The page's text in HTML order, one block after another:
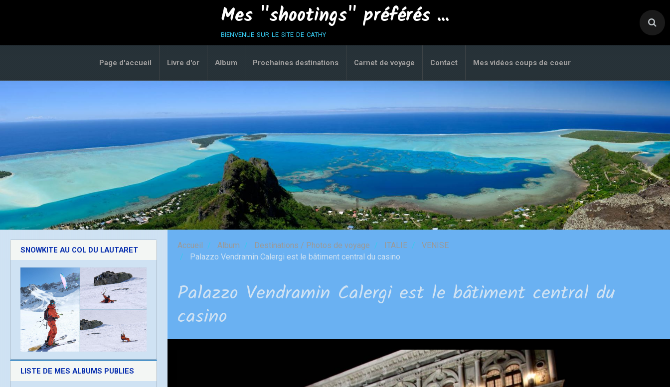
Mes "shootings" préférés ...
bienvenue sur le site de cathy
Page d'accueil Livre d'or Album Prochaines destinations Carnet de voyage Contact Mes vidéos coups de coeur
Accueil Album Destinations / Photos de voyage ITALIE
VENISE
Palazzo Vendramin Calergi est le bâtiment central du casino
Palazzo Vendramin Calergi est le bâtiment central du
casino
SNOWKITE AU COL DU LAUTARET
LISTE DE MES ALBUMS PUBLIES